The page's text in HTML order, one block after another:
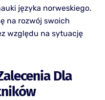
języka norweskiego.
na rozwój swoich
względu na sytuację
Dla